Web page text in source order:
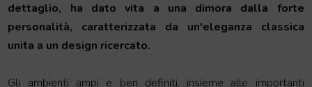
dettaglio, ha dato vita a una dimora dalla forte
personalità, caratterizzata da un'eleganza classica
unita a un design ricercato.
Gli ambienti ampi e ben definiti, insieme alle importanti